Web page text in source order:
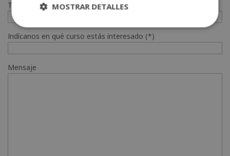
Tu correo electrónico (*)
Indícanos en qué curso estás interesado (*)
Mensaje
MOSTRAR DETALLES